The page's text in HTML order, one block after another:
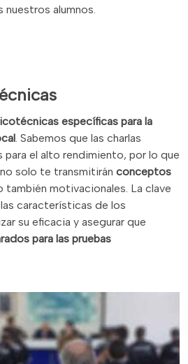
alumnos.
específicas para la
. Sabemos que las charlas
para el alto rendimiento, por lo que
solo te transmitirán conceptos
también motivacionales. La clave
características de los
su eficacia y asegurar que
para las pruebas